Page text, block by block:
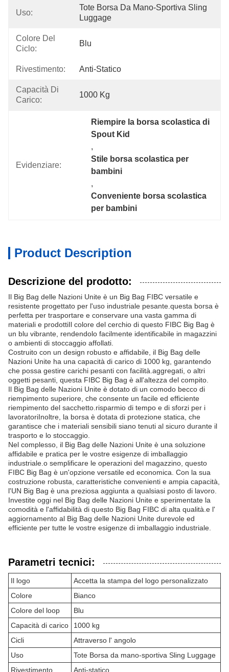
Uso:
Tote Borsa Da Mano-Sportiva Sling
Luggage
Colore Del
Ciclo:
Blu
Rivestimento: Anti-Statico
Capacità Di
Carico:
1000 Kg
Evidenziare:
Riempire la borsa scolastica di
Spout Kid
,
Stile borsa scolastica per
bambini
,
Conveniente borsa scolastica
per bambini
Product Description
Descrizione del prodotto:
Il Big Bag delle Nazioni Unite è un Big Bag FIBC versatile e
resistente progettato per l'uso industriale pesante.questa borsa è
perfetta per trasportare e conservare una vasta gamma di
materiali e prodottiIl colore del cerchio di questo FIBC Big Bag è
un blu vibrante, rendendolo facilmente identificabile in magazzini
o ambienti di stoccaggio affollati.
Costruito con un design robusto e affidabile, il Big Bag delle
Nazioni Unite ha una capacità di carico di 1000 kg, garantendo
che possa gestire carichi pesanti con facilità.aggregati, o altri
oggetti pesanti, questa FIBC Big Bag è all'altezza del compito.
Il Big Bag delle Nazioni Unite è dotato di un comodo becco di
riempimento superiore, che consente un facile ed efficiente
riempimento del sacchetto.risparmio di tempo e di sforzi per i
lavoratoriInoltre, la borsa è dotata di protezione statica, che
garantisce che i materiali sensibili siano tenuti al sicuro durante il
trasporto e lo stoccaggio.
Nel complesso, il Big Bag delle Nazioni Unite è una soluzione
affidabile e pratica per le vostre esigenze di imballaggio
industriale.o semplificare le operazioni del magazzino, questo
FIBC Big Bag è un'opzione versatile ed economica. Con la sua
costruzione robusta, caratteristiche convenienti e ampia capacità,
l'UN Big Bag è una preziosa aggiunta a qualsiasi posto di lavoro.
Investite oggi nel Big Bag delle Nazioni Unite e sperimentate la
comodità e l'affidabilità di questo Big Bag FIBC di alta qualità.e l'
aggiornamento al Big Bag delle Nazioni Unite durevole ed
efficiente per tutte le vostre esigenze di imballaggio industriale.
Parametri tecnici:
Il logo
Accetta la stampa del logo personalizzato
Colore
Bianco
Colore del loop
Blu
Capacità di carico
1000 kg
Cicli
Attraverso l' angolo
Uso
Tote Borsa da mano-sportiva Sling Luggage
Rivestimento
Anti-statico